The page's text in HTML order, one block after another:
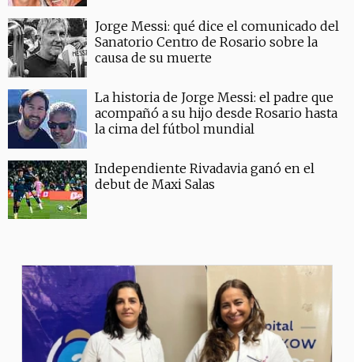
Jorge Messi: qué dice el comunicado del
Sanatorio Centro de Rosario sobre la
causa de su muerte
La historia de Jorge Messi: el padre que
acompañó a su hijo desde Rosario hasta
la cima del fútbol mundial
Independiente Rivadavia ganó en el
debut de Maxi Salas